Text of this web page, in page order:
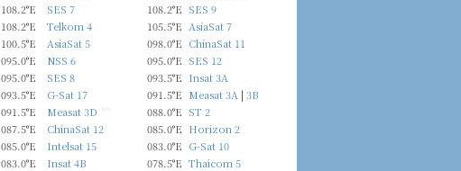
108.2°E
SES 7 108.2°E SES 9
108.2°E
Telkom 4 105.5°E AsiaSat 7
100.5°E
AsiaSat 5 098.0°E ChinaSat 11
095.0°E
NSS 6 095.0°E SES 12
095.0°E
SES 8 093.5°E Insat 3A
093.5°E
G-Sat 17 091.5°E Measat 3A | 3B
091.5°E
Measat 3D new 088.0°E ST 2
087.5°E
ChinaSat 12 085.0°E Horizon 2
085.0°E
Intelsat 15 083.0°E G-Sat 10
083.0°E
Insat 4B 078.5°E Thaicom 5